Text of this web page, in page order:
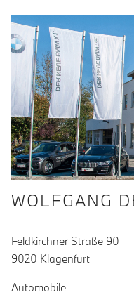
WOLFGANG
Feldkirchner Straße 90
9020 Klagenfurt
Automobile